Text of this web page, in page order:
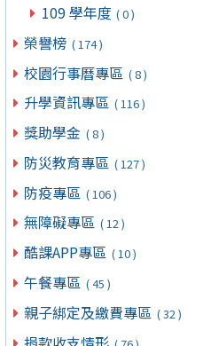
109 學年度 ( 0 )
榮譽榜 ( 174 )
校園行事曆專區 ( 8 )
升學資訊專區 ( 116 )
獎助學金 ( 8 )
防災教育專區 ( 127 )
防疫專區 ( 106 )
無障礙專區 ( 12 )
酷課APP專區 ( 10 )
午餐專區 ( 45 )
親子綁定及繳費專區 ( 32 )